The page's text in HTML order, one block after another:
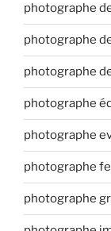
photographe
photographe
photographe
photographe
photographe
photographe
photographe